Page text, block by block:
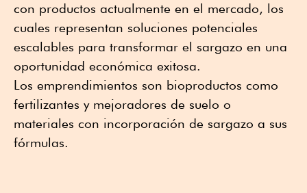
con productos actualmente en el mercado, los
cuales representan soluciones potenciales
escalables para transformar el sargazo en una
oportunidad económica exitosa.
Los emprendimientos son bioproductos como
fertilizantes y mejoradores de suelo o
materiales con incorporación de sargazo a sus
fórmulas.